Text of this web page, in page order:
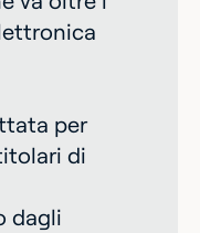
per
di
dagli